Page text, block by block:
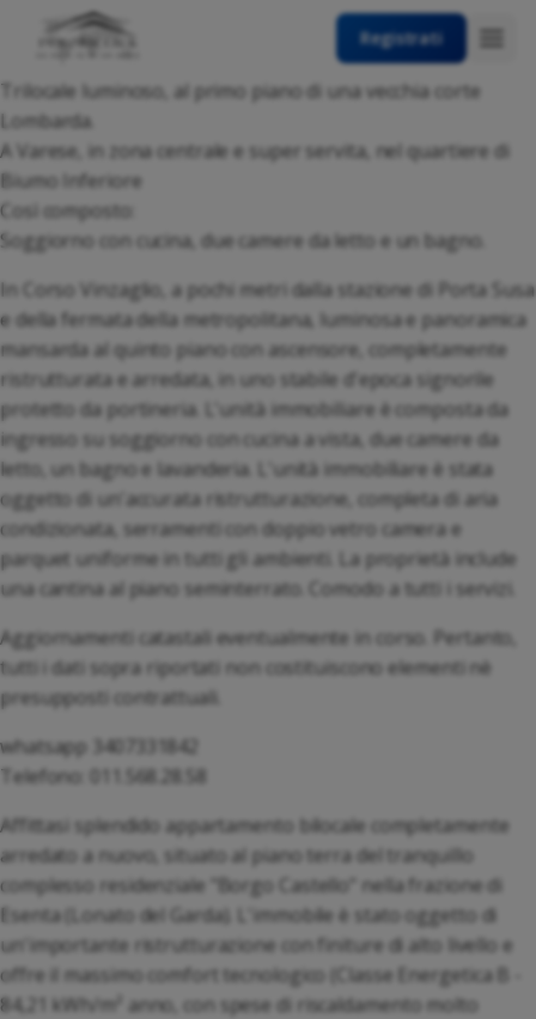
Registrati
Trilocale luminoso, al primo piano di una vecchia corte
Lombarda.
A Varese, in zona centrale e super servita, nel quartiere di
Biumo Inferiore
Così composto:
Soggiorno con cucina, due camere da letto e un bagno.
In Corso Vinzaglio, a pochi metri dalla stazione di Porta Susa
e della fermata della metropolitana, luminosa e panoramica
mansarda al quinto piano con ascensore, completamente
ristrutturata e arredata, in uno stabile d'epoca signorile
protetto da portineria. L'unità immobiliare è composta da
ingresso su soggiorno con cucina a vista, due camere da
letto, un bagno e lavanderia. L'unità immobiliare è stata
oggetto di un'accurata ristrutturazione, completa di aria
condizionata, serramenti con doppio vetro camera e
parquet uniforme in tutti gli ambienti. La proprietà include
una cantina al piano seminterrato. Comodo a tutti i servizi.
Aggiornamenti catastali eventualmente in corso. Pertanto,
tutti i dati sopra riportati non costituiscono elementi nè
presupposti contrattuali.
whatsapp 3407331842
Telefono: 011.568.28.58
Affittasi splendido appartamento bilocale completamente
arredato a nuovo, situato al piano terra del tranquillo
complesso residenziale "Borgo Castello" nella frazione di
Esenta (Lonato del Garda). L'immobile è stato oggetto di
un'importante ristrutturazione con finiture di alto livello e
offre il massimo comfort tecnologico (Classe Energetica B -
84,21 kWh/m² anno, con spese di riscaldamento molto